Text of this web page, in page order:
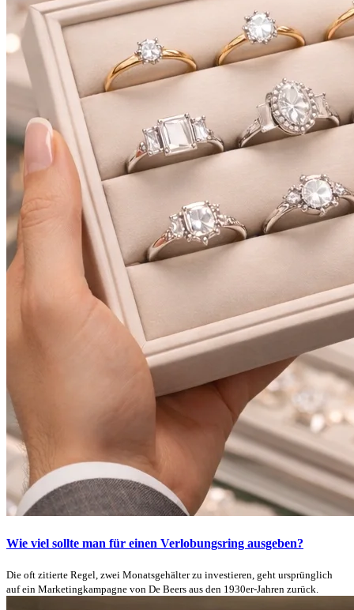
Wie viel sollte man für einen Verlobungsring ausgeben?
Die oft zitierte Regel, zwei Monatsgehälter zu investieren, geht ursprünglich
auf ein Marketingkampagne von De Beers aus den 1930er-Jahren zurück.